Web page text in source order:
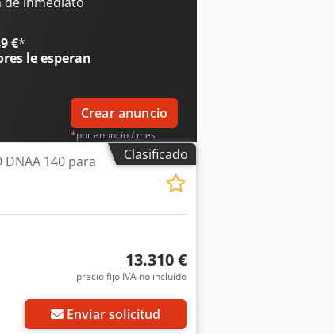
- motor de alimentación: 1,5 kW
de tracción suave -
€*
le esperan
Crear anuncio
*por anuncio / mes
Clasificado
140 para
13.310 €
precio fijo IVA no incluído
Enviar solicitud